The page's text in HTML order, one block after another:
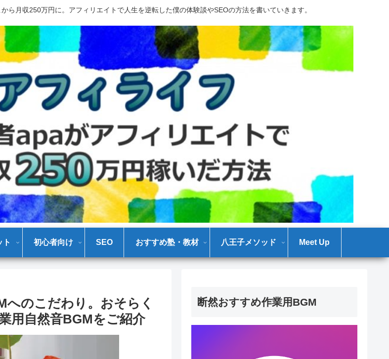
ら月収250万円に。アフィリエイトで人生を逆転した僕の体験談やSEOの方法を書いていきます。
ト 初心者向け SEO おすすめ塾・教材 八王子メソッド Meet Up
へのこだわり。おそらく
用自然音BGMをご紹介
断然おすすめ作業用BGM